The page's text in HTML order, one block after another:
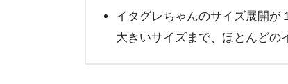
イタグレちゃんのサイズ展開が
大きいサイズまで、ほとんどの